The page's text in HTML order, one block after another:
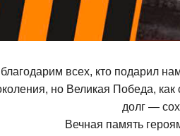
всех, кто подарил
но Великая Победа,
долг —
Вечная память